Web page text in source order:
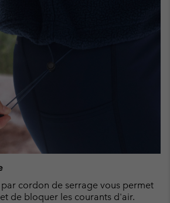
cordon de serrage vous permet
de bloquer les courants d'air.